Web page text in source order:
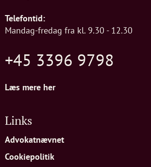
Telefontid:
Mandag-fredag fra kl. 9.30 - 12.30
+45 3396 9798
Læs mere her
Links
Advokatnævnet
Cookiepolitik